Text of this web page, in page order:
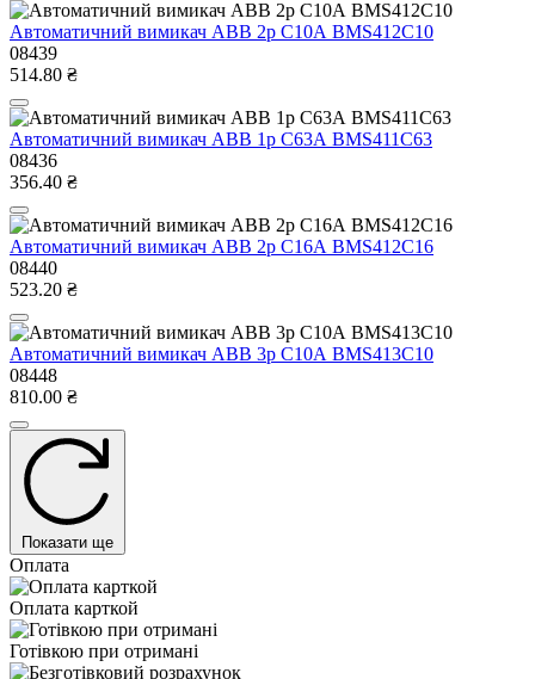
Автоматичний вимикач ABB 2р С10А BMS412C10
08439
514.80 ₴
Автоматичний вимикач ABB 1р С63А BMS411C63
08436
356.40 ₴
Автоматичний вимикач ABB 2р С16А BMS412C16
08440
523.20 ₴
Автоматичний вимикач ABB 3р С10А BMS413C10
08448
810.00 ₴
Показати ще
Оплата
Оплата карткой
Готівкою при отримані